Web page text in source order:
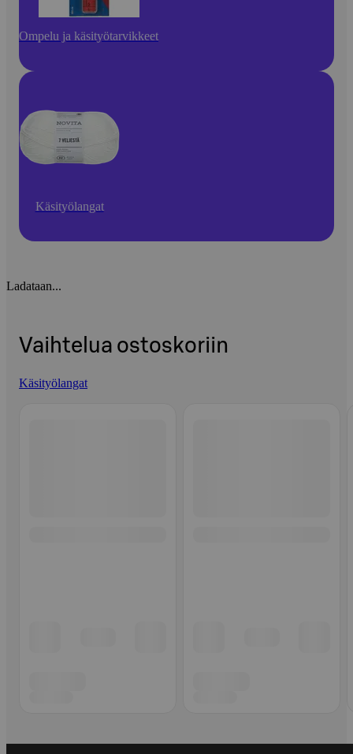
Ompelu ja käsityötarvikkeet
Käsityölangat
Ladataan...
Vaihtelua ostoskoriin
Käsityölangat